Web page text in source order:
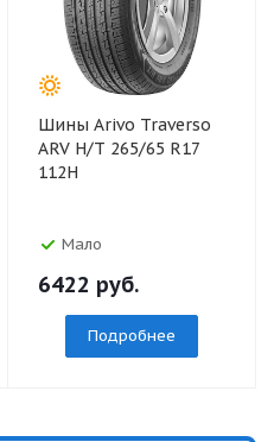
Шины Arivo Traverso
ARV H/T 265/65 R17
112H
Мало
6422 руб.
Подробнее